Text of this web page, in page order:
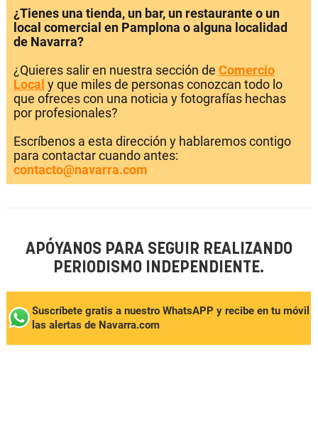
¿Tienes una tienda, un bar, un restaurante o un
local comercial en Pamplona o alguna localidad
de Navarra?
¿Quieres salir en nuestra sección de Comercio
Local y que miles de personas conozcan todo lo
que ofreces con una noticia y fotografías hechas
por profesionales?
Escríbenos a esta dirección y hablaremos contigo
para contactar cuando antes:
contacto@navarra.com
APÓYANOS PARA SEGUIR REALIZANDO
PERIODISMO INDEPENDIENTE.
Suscríbete gratis a nuestro WhatsAPP y recibe en tu móvil
las alertas de Navarra.com